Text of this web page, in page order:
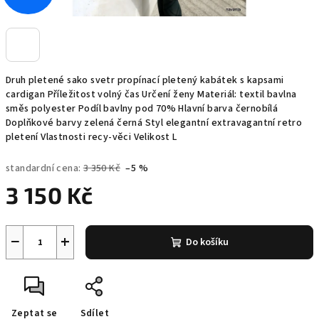
Druh pletené sako svetr propínací pletený kabátek s kapsami
cardigan Příležitost volný čas Určení ženy Materiál: textil bavlna
směs polyester Podíl bavlny pod 70% Hlavní barva černobílá
Doplňkové barvy zelená černá Styl elegantní extravagantní retro
pletení Vlastnosti recy-věci Velikost L
standardní cena: 3 350 Kč –5 %
3 150 Kč
+
− Do košíku
Zeptat se Sdílet